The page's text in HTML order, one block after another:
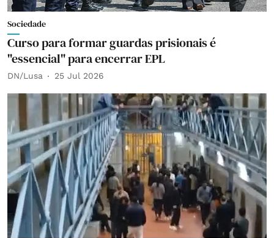
Sociedade
Curso para formar guardas prisionais é
"essencial" para encerrar EPL
DN/Lusa 25 Jul 2026